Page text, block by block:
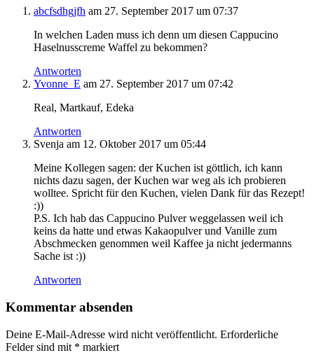
abcfsdhgjfh am 27. September 2017 um 07:37
In welchen Laden muss ich denn um diesen Cappucino
Haselnusscreme Waffel zu bekommen?
Antworten
Yvonne_E am 27. September 2017 um 07:42
Real, Martkauf, Edeka
Antworten
Svenja am 12. Oktober 2017 um 05:44
Meine Kollegen sagen: der Kuchen ist göttlich, ich kann
nichts dazu sagen, der Kuchen war weg als ich probieren
wolltee. Spricht für den Kuchen, vielen Dank für das Rezept!
:))
P.S. Ich hab das Cappucino Pulver weggelassen weil ich
keins da hatte und etwas Kakaopulver und Vanille zum
Abschmecken genommen weil Kaffee ja nicht jedermanns
Sache ist :))
Antworten
Kommentar absenden
Deine E-Mail-Adresse wird nicht veröffentlicht. Erforderliche
Felder sind mit * markiert